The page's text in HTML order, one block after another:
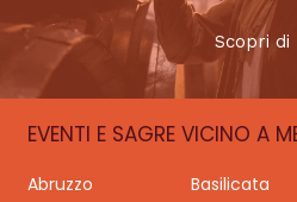
Scopri di
EVENTI E SAGRE VICINO A
Abruzzo Basilicata